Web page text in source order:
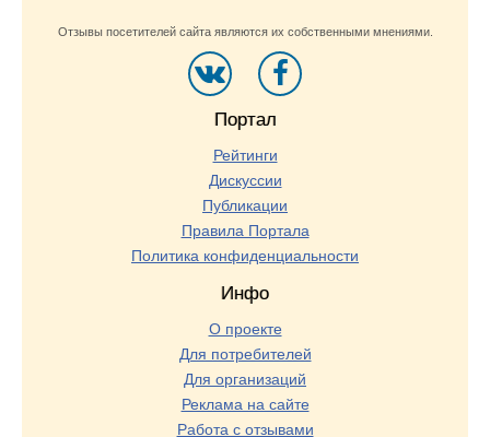
Отзывы посетителей сайта являются их собственными мнениями.
Портал
Рейтинги
Дискуссии
Публикации
Правила Портала
Политика конфиденциальности
Инфо
О проекте
Для потребителей
Для организаций
Реклама на сайте
Работа с отзывами